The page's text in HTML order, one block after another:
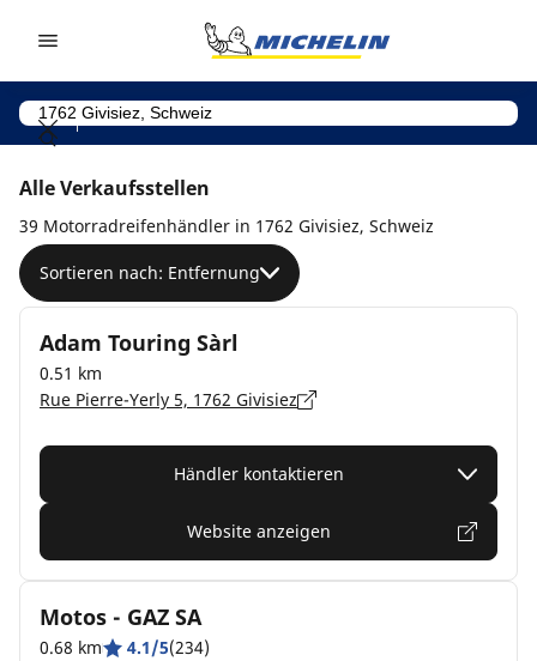
Alle Verkaufsstellen
39 Motorradreifenhändler in 1762 Givisiez, Schweiz
Sortieren nach: Entfernung
Adam Touring Sàrl
0.51 km
Rue Pierre-Yerly 5, 1762 Givisiez
Händler kontaktieren
Website anzeigen
Motos - GAZ SA
0.68 km 4.1/5(234)